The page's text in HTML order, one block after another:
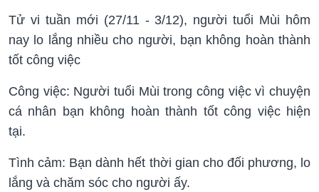
Tử vi tuần mới (27/11 - 3/12), người tuổi Mùi hôm
nay lo lắng nhiều cho người, bạn không hoàn thành
tốt công việc
Công việc: Người tuổi Mùi trong công việc vì chuyện
cá nhân bạn không hoàn thành tốt công việc hiện
tại.
Tình cảm: Bạn dành hết thời gian cho đối phương, lo
lắng và chăm sóc cho người ấy.